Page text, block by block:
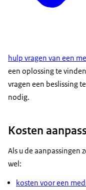
hulp vragen van een
een oplossing te
vragen een beslissing
nodig.
Kosten
Als u de aanpassingen
wel:
kosten voor een